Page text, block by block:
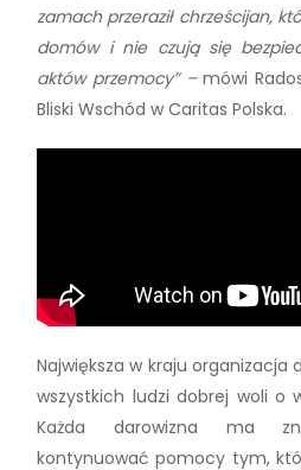
zamach przeraził chrześcijan,
domów i nie czują się
aktów przemocy” –mówi
Bliski Wschód w Caritas Polska.
Największa w kraju
wszystkich ludzi dobrej woli o
Każda darowizna ma
kontynuować pomocy tym,